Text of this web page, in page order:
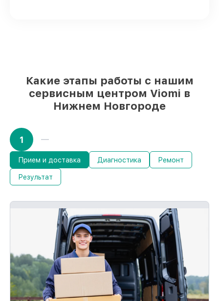
Какие этапы работы с нашим
сервисным центром Viomi в
Нижнем Новгороде
1
Прием и доставка Диагностика Ремонт
Результат